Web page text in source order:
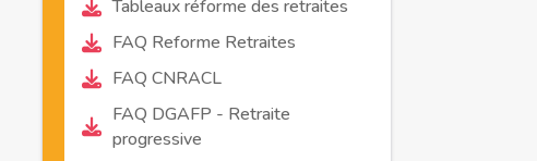
Tableaux réforme des retraites
FAQ Reforme Retraites
FAQ CNRACL
FAQ DGAFP - Retraite
progressive